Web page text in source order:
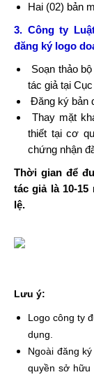
Hai (02) bản
3. Công ty
đăng ký logo
Soạn thảo
tác giả tại
Đăng ký bản
Thay mặt
thiết tại cơ
chứng nhận
Thời gian để
tác giả là 10-
lệ.
Lưu ý:
Logo công ty
dụng.
Ngoài đăng
quyền sở